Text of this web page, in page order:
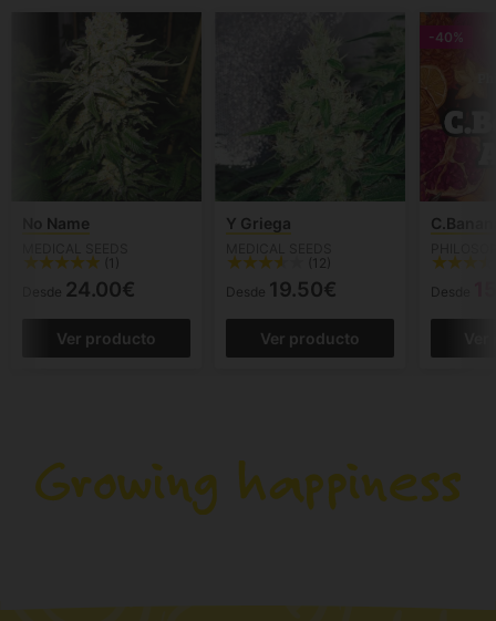
No Name
(1)
Desde 24.00€
Ver producto
Y Griega
(12)
Desde 19.50€
Ver producto
-40%
Desde